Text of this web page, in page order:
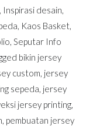
, Inspirasi desain,
, Kaos Basket,
, Seputar Info
bikin jersey
custom, jersey
sepeda, jersey
jersey printing,
, pembuatan jersey